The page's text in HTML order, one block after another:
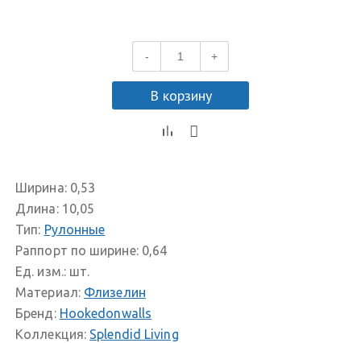
- +
В корзину
Ширина:0,53
Длина:10,05
Тип: Рулонные
Раппорт по ширине:0,64
Ед. изм.:шт.
Материал: Флизелин
Бренд: Hookedonwalls
Коллекция: Splendid Living